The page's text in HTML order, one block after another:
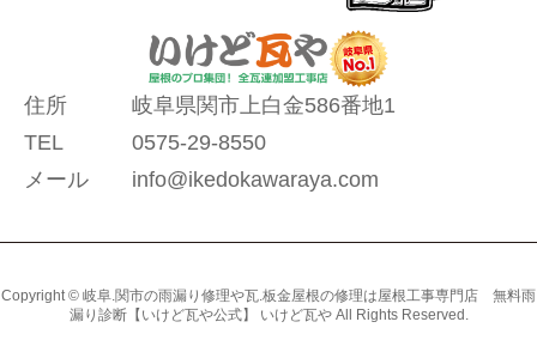
住所
岐阜県関市上白金586番地1
TEL
0575-29-8550
メール
info@ikedokawaraya.com
Copyright © 岐阜.関市の雨漏り修理や瓦.板金屋根の修理は屋根工事専門店 無料雨
漏り診断【いけど瓦や公式】 いけど瓦や All Rights Reserved.